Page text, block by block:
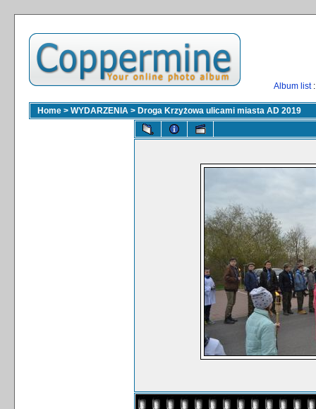
Album list
Home > WYDARZENIA > Droga Krzyżowa ulicami miasta AD 2019